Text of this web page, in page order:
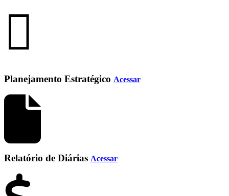
Planejamento Estratégico Acessar
Relatório de Diárias Acessar